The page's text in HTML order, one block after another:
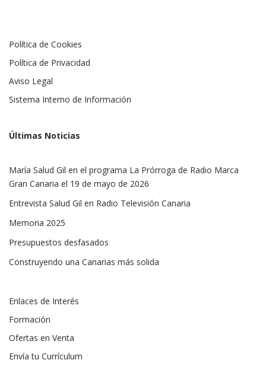
Política de Cookies
Política de Privacidad
Aviso Legal
Sistema Interno de Información
Últimas Noticias
María Salud Gil en el programa La Prórroga de Radio Marca
Gran Canaria el 19 de mayo de 2026
Entrevista Salud Gil en Radio Televisión Canaria
Memoria 2025
Presupuestos desfasados
Construyendo una Canarias más solida
Enlaces de Interés
Formación
Ofertas en Venta
Envía tu Currículum